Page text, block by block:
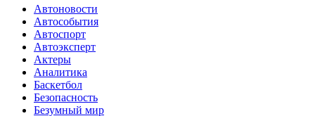
Автоновости
Автособытия
Автоспорт
Автоэксперт
Актеры
Аналитика
Баскетбол
Безопасность
Безумный мир